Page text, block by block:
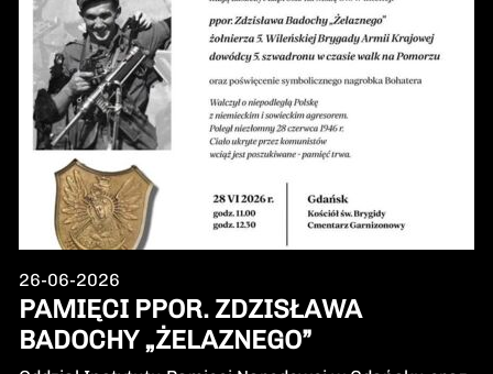
26-06-2026
PAMIĘCI PPOR. ZDZISŁAWA
BADOCHY „ŻELAZNEGO”